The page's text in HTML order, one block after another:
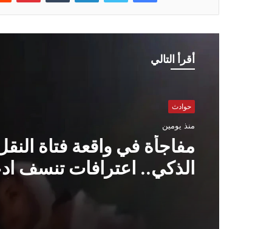
أقرأ التالي
حوادث
منذ يومين
مفاجأة في واقعة فتاة
الذكي.. اعترافات تنسف
التحرش بعد خلاف على